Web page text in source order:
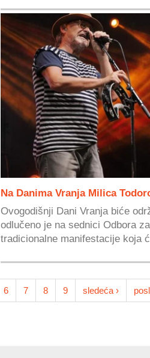
Na Danima Vranja Milica
Ovogodišnji Dani Vranja biće
odlučeno je na sednici Odbora
tradicionalne manifestacije koja
6 7 8 9 sledeća ›